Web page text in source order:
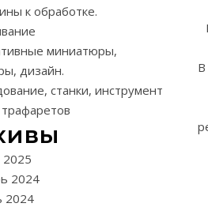
к обработке.
миниатюры,
дизайн.
станки, инструмент
2025
2024
2024
В